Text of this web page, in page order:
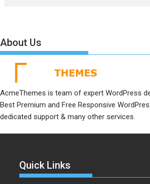
About Us
AcmeThemes is team of expert WordPress
Best Premium and Free Responsive
dedicated support & many other services.
Quick Links